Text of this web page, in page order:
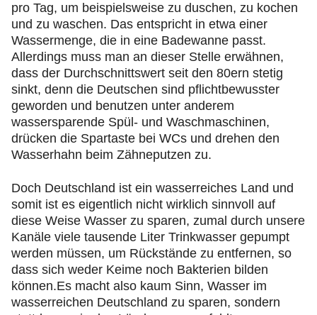
pro Tag, um beispielsweise zu duschen, zu kochen
und zu waschen. Das entspricht in etwa einer
Wassermenge, die in eine Badewanne passt.
Allerdings muss man an dieser Stelle erwähnen,
dass der Durchschnittswert seit den 80ern stetig
sinkt, denn die Deutschen sind pflichtbewusster
geworden und benutzen unter anderem
wassersparende Spül- und Waschmaschinen,
drücken die Spartaste bei WCs und drehen den
Wasserhahn beim Zähneputzen zu.
Doch Deutschland ist ein wasserreiches Land und
somit ist es eigentlich nicht wirklich sinnvoll auf
diese Weise Wasser zu sparen, zumal durch unsere
Kanäle viele tausende Liter Trinkwasser gepumpt
werden müssen, um Rückstände zu entfernen, so
dass sich weder Keime noch Bakterien bilden
können.Es macht also kaum Sinn, Wasser im
wasserreichen Deutschland zu sparen, sondern